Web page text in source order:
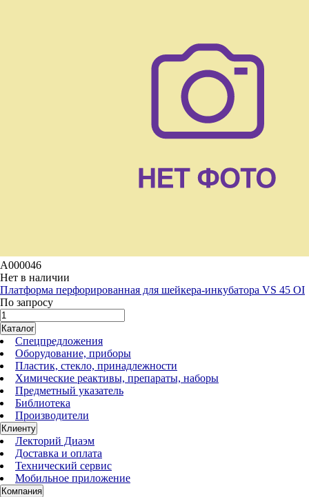
A000046
Нет в наличии
Платформа перфорированная для шейкера-инкубатора VS 45 OI
По запросу
Каталог
Спецпредложения
Оборудование, приборы
Пластик, стекло, принадлежности
Химические реактивы, препараты, наборы
Предметный указатель
Библиотека
Производители
Клиенту
Лекторий Диаэм
Доставка и оплата
Технический сервис
Мобильное приложение
Компания